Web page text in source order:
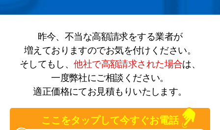
昨今、不当な高額請求をする業者が
増えておりますのでお気を付けください。
そしてもし、他社で高額請求された場合は、
一度弊社にご相談ください。
適正価格にてお見積もりいたします。
ここをタップして今すぐお電話